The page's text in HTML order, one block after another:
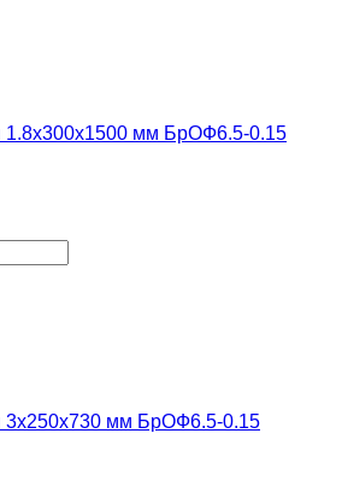
1.8х300х1500 мм БрОФ6.5-0.15
3х250х730 мм БрОФ6.5-0.15